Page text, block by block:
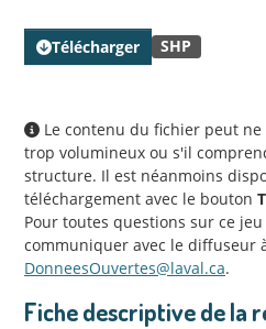
Télécharger SHP
Le contenu du fichier peut
trop volumineux ou s'il
structure. Il est néanmoins
téléchargement avec le bouton
Pour toutes questions sur ce
communiquer avec le diffuseur
DonneesOuvertes@laval.ca.
Fiche descriptive de la